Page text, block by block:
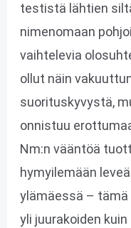
testistä lähtien
nimenomaan
vaihtelevia
ollut näin
suorituskyvystä,
onnistuu
Nm:n vääntöä
hymyilemään
ylämäessä – tämä
yli juurakoiden